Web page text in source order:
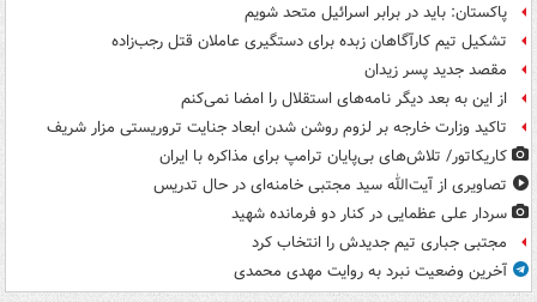
پاکستان: باید در برابر اسرائیل متحد شویم
تشکیل تیم کارآگاهان زبده برای دستگیری عاملان قتل رجب‌زاده
مقصد جدید پسر زیدان
از این به بعد دیگر نامه‌های استقلال را امضا نمی‌کنم
تاکید وزارت خارجه بر لزوم روشن شدن ابعاد جنایت تروریستی مزار شریف
کاریکاتور/ تلاش‌های بی‌پایان ترامپ برای مذاکره با ایران
تصاویری از آیت‌الله سید مجتبی خامنه‌ای در حال تدریس
سردار علی عظمایی در کنار دو فرمانده شهید
مجتبی جباری تیم جدیدش را انتخاب کرد
آخرین وضعیت نبرد به روایت مهدی محمدی